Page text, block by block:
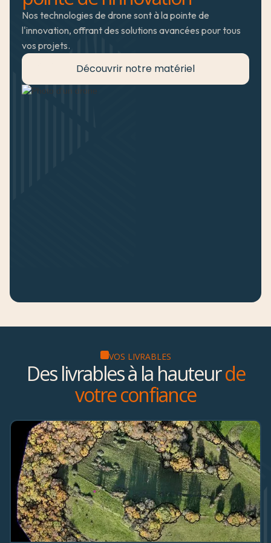
Nos technologies de drone sont à la pointe de
l'innovation, offrant des solutions avancées pour tous
vos projets.
Découvrir notre matériel
VOS LIVRABLES
Des livrables à la hauteurde
votre confiance